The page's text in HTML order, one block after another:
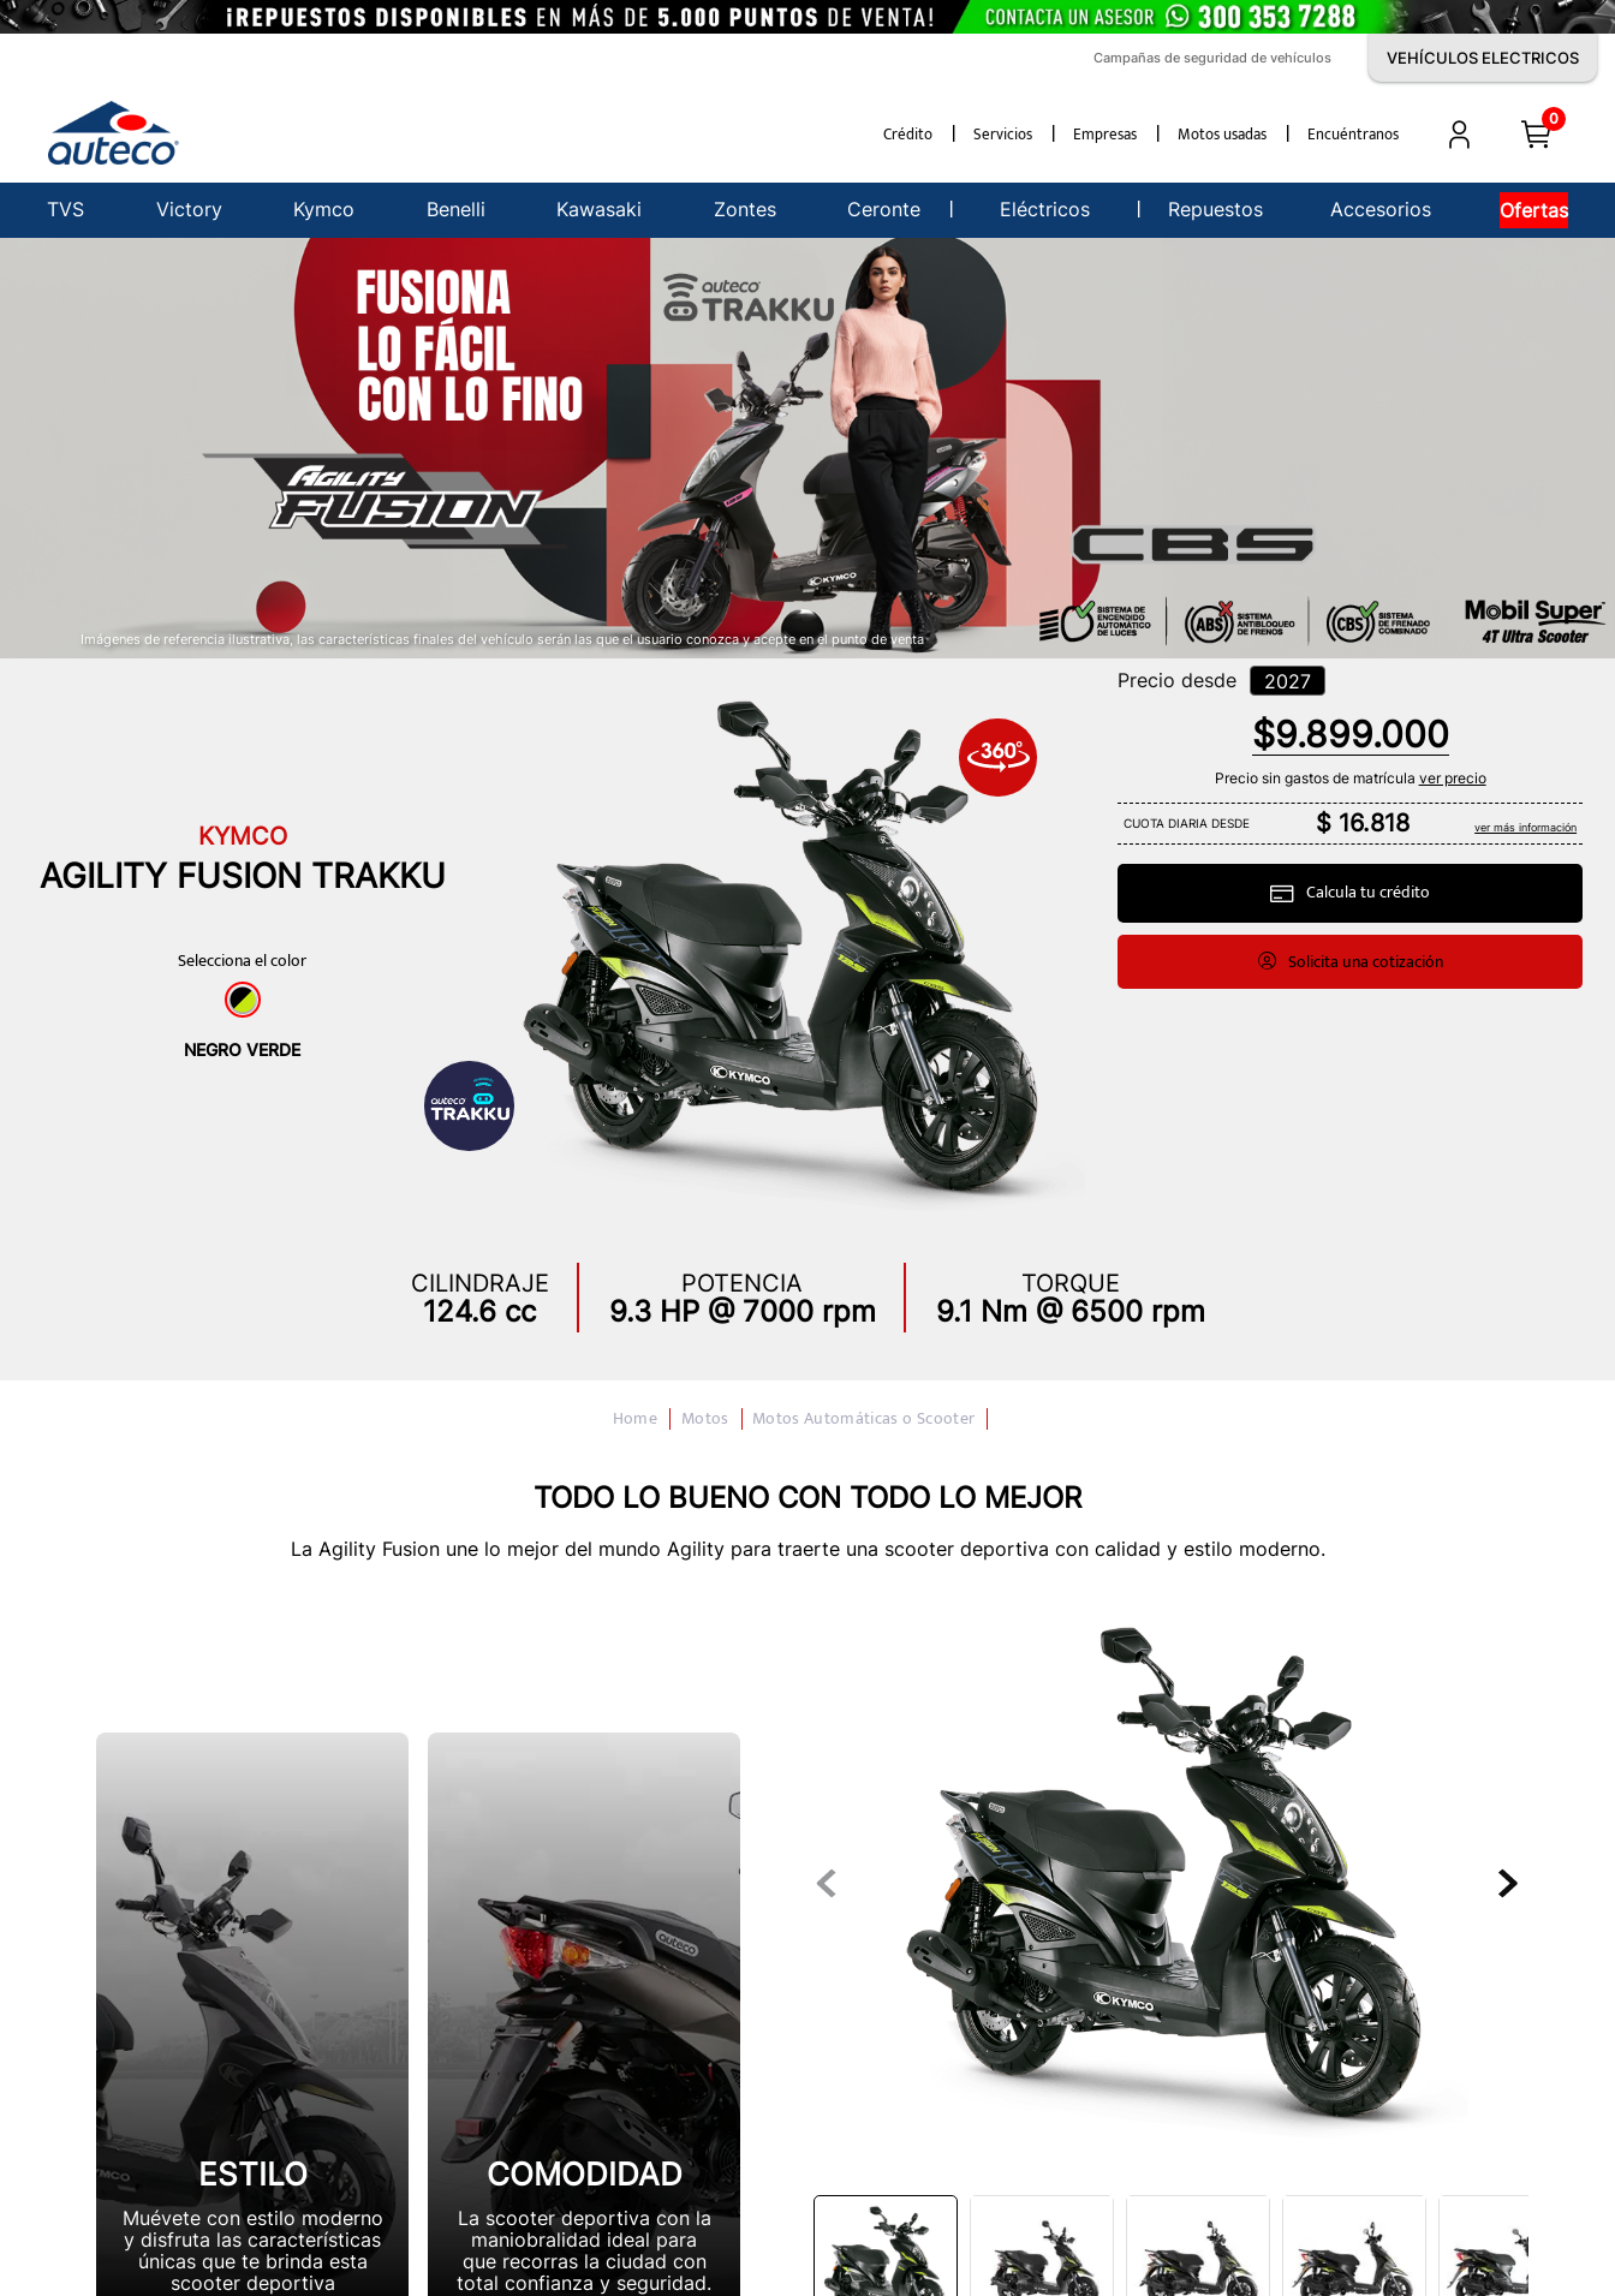
Campañas de seguridad de vehículos VEHÍCULOS ELECTRICOS
Crédito Servicios Empresas Motos usadas Encuéntranos
0
TVS Victory Kymco Benelli Kawasaki Zontes Ceronte Eléctricos Repuestos Accesorios Ofertas
Auteco | Especialistas en Motos, Repuestos y Accesorios
Imágenes de referencia ilustrativa, las características finales del vehículo serán las que el usuario conozca y acepte en el punto de venta
KYMCO
AGILITY FUSION TRAKKU
NEGRO VERDE
Precio desde 2027
$9.899.000
Precio sin gastos de matrí­cula ver precio
CUOTA DIARIA DESDE $ 16.818 ver más información
Calcula tu crédito
Solicita una cotización
CILINDRAJE
124.6 cc
POTENCIA
9.3 HP @ 7000 rpm
TORQUE
9.1 Nm @ 6500 rpm
Motos Motos Automáticas o Scooter
TODO LO BUENO CON TODO LO MEJOR
La Agility Fusion une lo mejor del mundo Agility para traerte una scooter deportiva con calidad y estilo moderno.
ESTILO
Muévete con estilo moderno
y disfruta las características
únicas que te brinda esta
scooter deportiva
COMODIDAD
La scooter deportiva con la
maniobralidad ideal para
que recorras la ciudad con
total confianza y seguridad.